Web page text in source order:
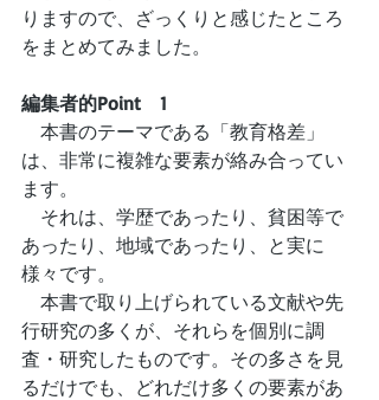
りますので、ざっくりと感じたところ
をまとめてみました。
編集者的Point　1
本書のテーマである「教育格差」
は、非常に複雑な要素が絡み合ってい
ます。
それは、学歴であったり、貧困等で
あったり、地域であったり、と実に
様々です。
本書で取り上げられている文献や先
行研究の多くが、それらを個別に調
査・研究したものです。その多さを見
るだけでも、どれだけ多くの要素があ